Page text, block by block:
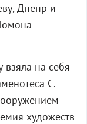
Днепр и
взяла на себя
С.
художеств